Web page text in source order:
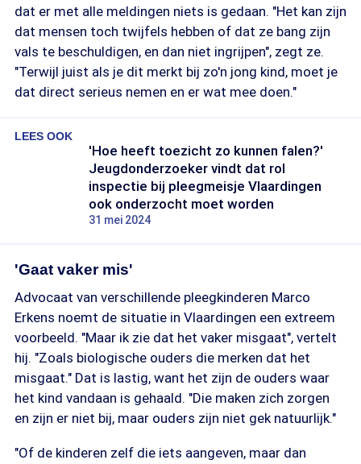
dat er met alle meldingen niets is gedaan. "Het kan zijn
dat mensen toch twijfels hebben of dat ze bang zijn
vals te beschuldigen, en dan niet ingrijpen", zegt ze.
"Terwijl juist als je dit merkt bij zo'n jong kind, moet je
dat direct serieus nemen en er wat mee doen."
LEES OOK
'Hoe heeft toezicht zo kunnen falen?'
Jeugdonderzoeker vindt dat rol
inspectie bij pleegmeisje Vlaardingen
ook onderzocht moet worden
31 mei 2024
'Gaat vaker mis'
Advocaat van verschillende pleegkinderen Marco
Erkens noemt de situatie in Vlaardingen een extreem
voorbeeld. "Maar ik zie dat het vaker misgaat", vertelt
hij. "Zoals biologische ouders die merken dat het
misgaat." Dat is lastig, want het zijn de ouders waar
het kind vandaan is gehaald. "Die maken zich zorgen
en zijn er niet bij, maar ouders zijn niet gek natuurlijk."
"Of de kinderen zelf die iets aangeven, maar dan